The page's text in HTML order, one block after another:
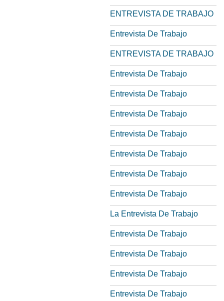
ENTREVISTA DE TRABAJO
Entrevista De Trabajo
ENTREVISTA DE TRABAJO
Entrevista De Trabajo
Entrevista De Trabajo
Entrevista De Trabajo
Entrevista De Trabajo
Entrevista De Trabajo
Entrevista De Trabajo
Entrevista De Trabajo
La Entrevista De Trabajo
Entrevista De Trabajo
Entrevista De Trabajo
Entrevista De Trabajo
Entrevista De Trabajo